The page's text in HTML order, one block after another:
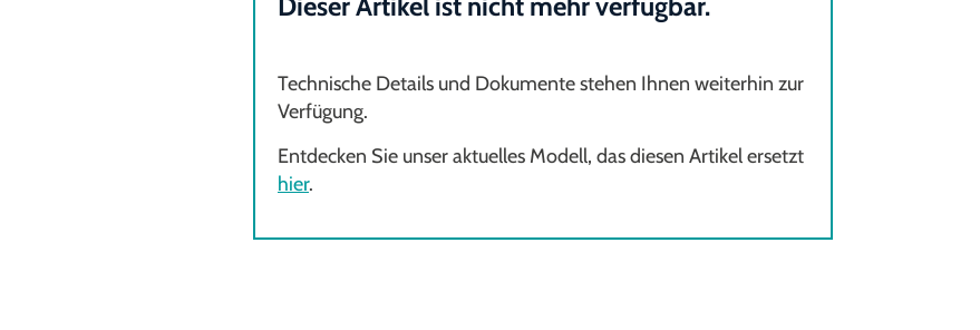
Technische Details und Dokumente stehen Ihnen weiterhin zur
Verfügung.
Entdecken Sie unser aktuelles Modell, das diesen Artikel ersetzt
hier.